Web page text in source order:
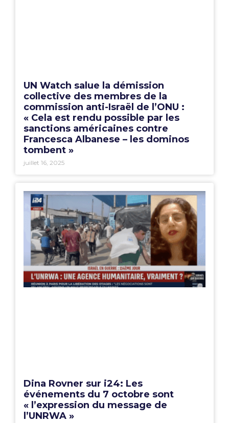
UN Watch salue la démission
collective des membres de la
commission anti-Israël de l’ONU :
« Cela est rendu possible par les
sanctions américaines contre
Francesca Albanese – les dominos
tombent »
juillet 16, 2025
Dina Rovner sur i24: Les
événements du 7 octobre sont
« l’expression du message de
l’UNRWA »